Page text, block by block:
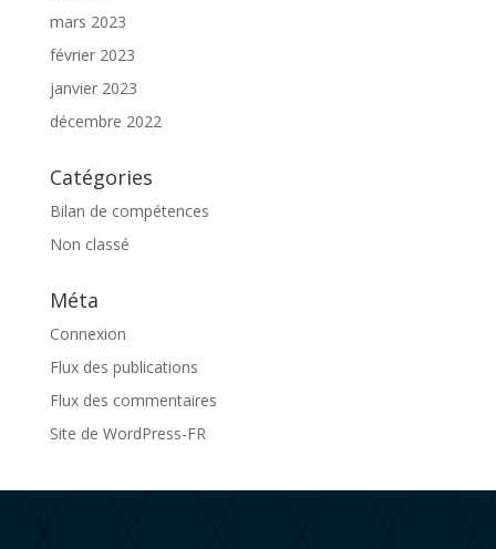
mars 2023
février 2023
janvier 2023
décembre 2022
Catégories
Bilan de compétences
Non classé
Méta
Connexion
Flux des publications
Flux des commentaires
Site de WordPress-FR